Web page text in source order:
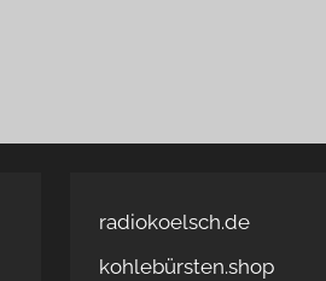
radiokoelsch.de
kohlebürsten.shop